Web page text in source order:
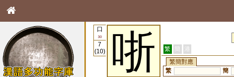
口
30
7
(10)
哳 繁 簡 港
繁簡對應
繁
簡